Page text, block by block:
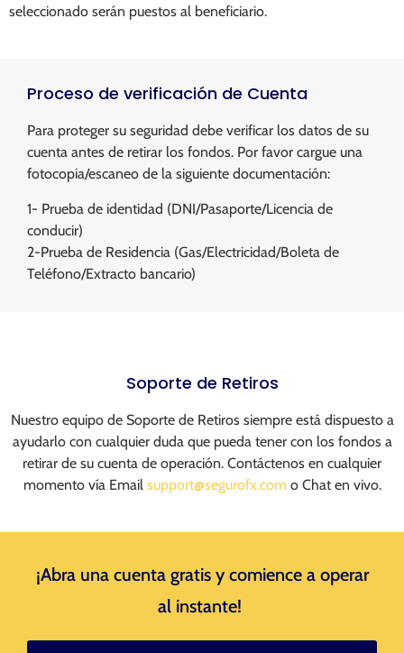
seleccionado serán puestos al beneficiario.
Proceso de verificación de Cuenta
Para proteger su seguridad debe verificar los datos de su
cuenta antes de retirar los fondos. Por favor cargue una
fotocopia/escaneo de la siguiente documentación:
1- Prueba de identidad (DNI/Pasaporte/Licencia de
conducir)
2-Prueba de Residencia (Gas/Electricidad/Boleta de
Teléfono/Extracto bancario)
Soporte de Retiros
Nuestro equipo de Soporte de Retiros siempre está dispuesto a
ayudarlo con cualquier duda que pueda tener con los fondos a
retirar de su cuenta de operación. Contáctenos en cualquier
momento vía Email support@segurofx.como Chat en vivo.
¡Abra una cuenta gratis y comience a operar
al instante! ​